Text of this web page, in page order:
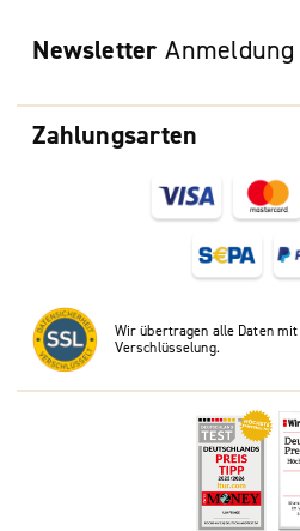
Zahlungsarten
Wir übertragen alle Daten
Verschlüsselung.
Newsletter Anmeldung